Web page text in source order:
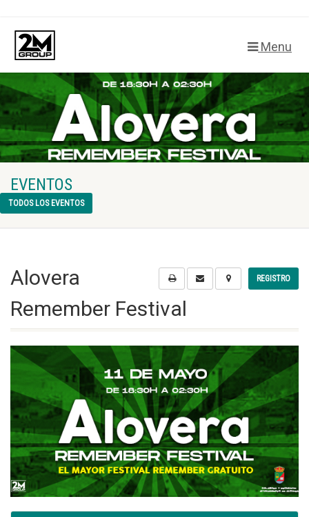
Menu
EVENTOS
TODOS LOS EVENTOS
REGISTRO
Alovera
Remember Festival